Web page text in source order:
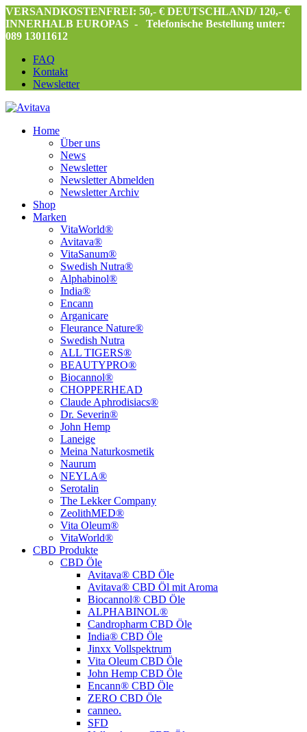
VERSANDKOSTENFREI: 50,- € DEUTSCHLAND/ 120,- €
INNERHALB EUROPAS -
Telefonische Bestellung unter:
089 13011612
FAQ
Kontakt
Newsletter
Home
Über uns
News
Newsletter
Newsletter Abmelden
Newsletter Archiv
Shop
Marken
VitaWorld®
Avitava®
VitaSanum®
Swedish Nutra®
Alphabinol®
India®
Encann
Arganicare
Fleurance Nature®
Swedish Nutra
ALL TIGERS®
BEAUTYPRO®
Biocannol®
CHOPPERHEAD
Claude Aphrodisiacs®
Dr. Severin®
John Hemp
Laneige
Meina Naturkosmetik
Naurum
NEYLA®
Serotalin
The Lekker Company
ZeolithMED®
Vita Oleum®
VitaWorld®
CBD Produkte
CBD Öle
Avitava® CBD Öle
Avitava® CBD Öl mit Aroma
Biocannol® CBD Öle
ALPHABINOL®
Candropharm CBD Öle
India® CBD Öle
Jinxx Vollspektrum
Vita Oleum CBD Öle
John Hemp CBD Öle
Encann® CBD Öle
ZERO CBD Öle
canneo.
SFD